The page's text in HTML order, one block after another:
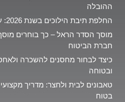
ההובלה
החלפת תיבת הילוכים בשנת 2026: עלויות, סוגים וטיפים חשובים
מוסך הסדר הראל – כך בוחרים
חברת הביטוח
כיצד לבחור מחסנים להשכרה
ובטוחה
טאבונים לבית ולחצר: מדריך
בטוח